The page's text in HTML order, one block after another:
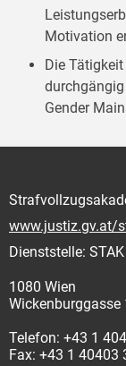
Motivation
Die
Gender
www.justiz.gv.at/
Dienststelle: STAK
1080 Wien
Wickenburggasse
Telefon: +43 1
Fax: +43 1 40403